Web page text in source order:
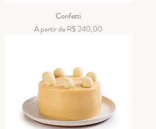
Confetti
A partir deR$ 240,00
Preço promocional